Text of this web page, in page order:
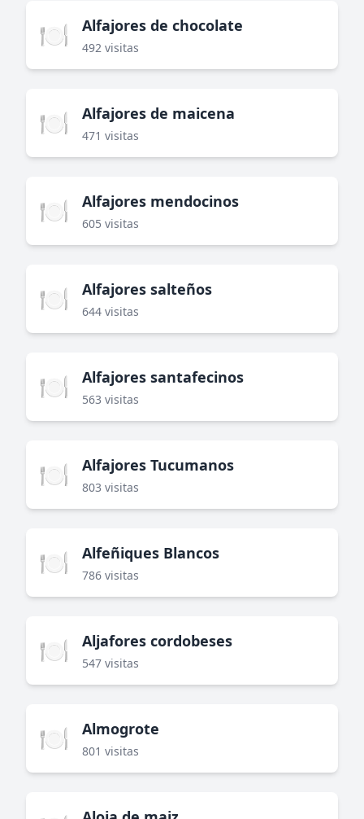
🍽️ Alfajores de chocolate
492 visitas
🍽️ Alfajores de maicena
471 visitas
🍽️ Alfajores mendocinos
605 visitas
🍽️ Alfajores salteños
644 visitas
🍽️ Alfajores santafecinos
563 visitas
🍽️ Alfajores Tucumanos
803 visitas
🍽️ Alfeñiques Blancos
786 visitas
🍽️ Aljafores cordobeses
547 visitas
🍽️ Almogrote
801 visitas